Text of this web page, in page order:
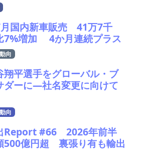
国内新車販売 41万7千
増加 4か月連続プラス
向
翔平選手をグローバル・ブ
ダーに—社名変更に向けて
向
Report #66 2026年前半
500億円超 裏張り有も輸出